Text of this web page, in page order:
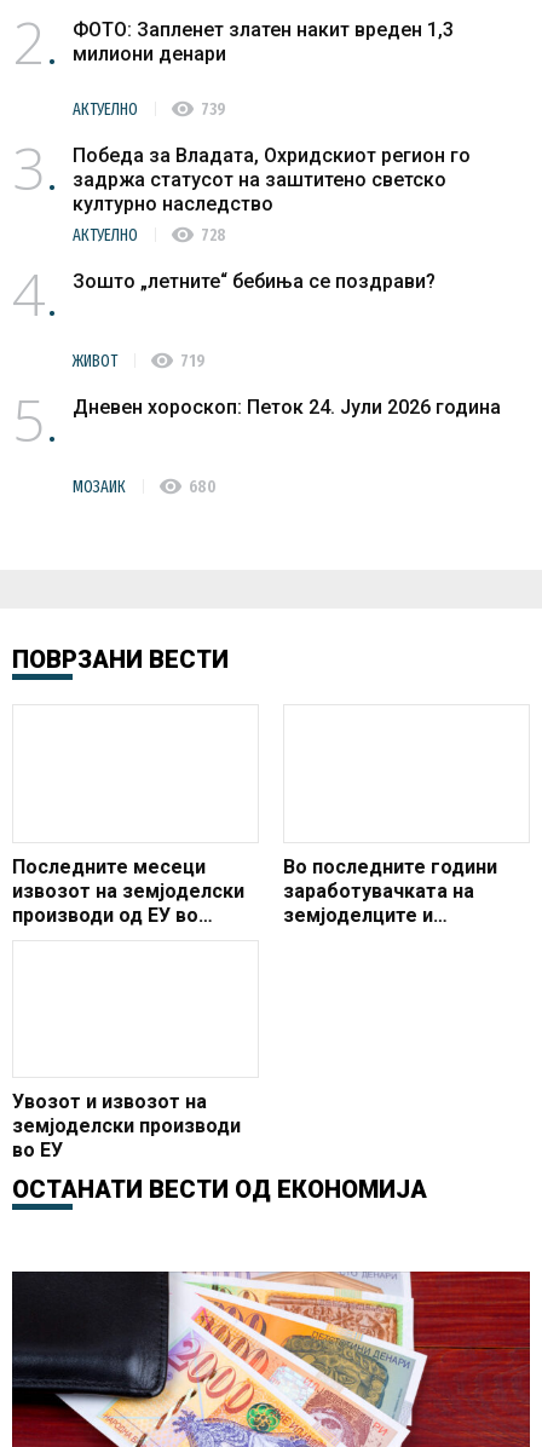
2
ФОТО: Запленет златен накит вреден 1,3
милиони денари
АКТУЕЛНО visibility 739
3
Победа за Владата, Охридскиот регион го
задржа статусот на заштитено светско
културно наследство
АКТУЕЛНО visibility 728
4 Зошто „летните“ бебиња се поздрави?
ЖИВОТ visibility 719
5 Дневен хороскоп: Петок 24. Јули 2026 година
МОЗАИК visibility 680
ПОВРЗАНИ ВЕСТИ
Последните месеци
извозот на земјоделски
производи од ЕУ во
Русија порасна во
Во последните години
заработувачката на
земјоделците и
Увозот и извозот на
земјоделски производи
во ЕУ
ОСТАНАТИ ВЕСТИ ОД ЕКОНОМИЈА